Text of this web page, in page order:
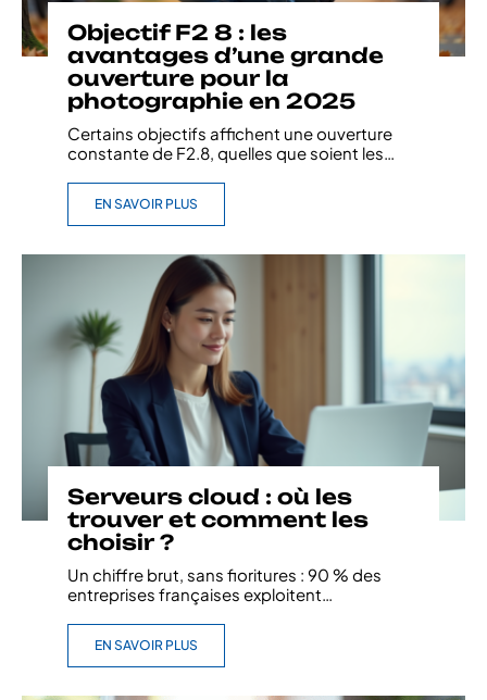
Objectif F2 8 : les
avantages d’une grande
ouverture pour la
photographie en 2025
Certains objectifs affichent une ouverture
constante de F2.8, quelles que soient les…
EN SAVOIR PLUS
Serveurs cloud : où les
trouver et comment les
choisir ?
Un chiffre brut, sans fioritures : 90 % des
entreprises françaises exploitent…
EN SAVOIR PLUS